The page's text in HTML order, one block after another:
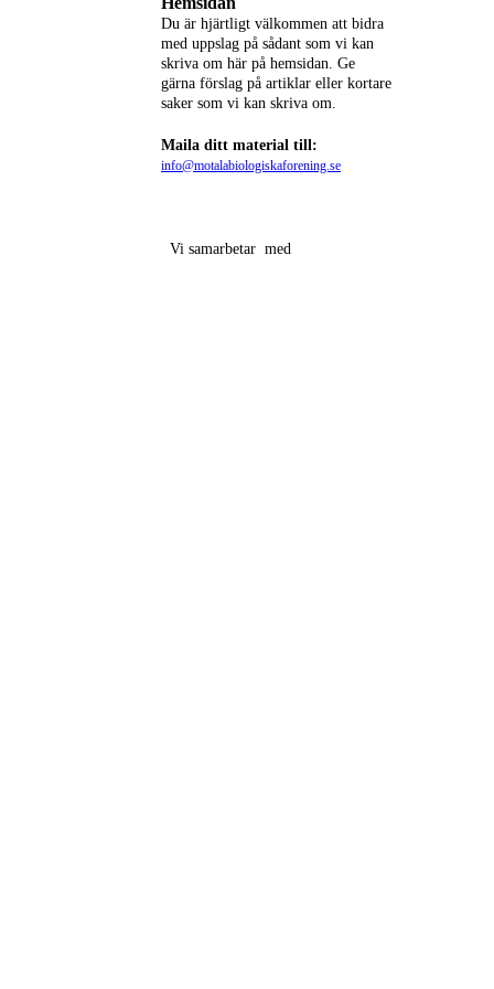
Du är hjärtligt välkommen att bidra
med uppslag på sådant som vi kan
skriva om här på hemsidan. Ge
gärna förslag på artiklar eller kortare
saker som vi kan skriva om.
Maila ditt material till:
info@motalabiologiskaforening.se
Vi samarbetar med